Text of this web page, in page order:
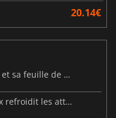
20.14€
MARVEL Tōkon dévoile ses débuts et sa feuille de route
Steam Frame : une fuite sur le prix refroidit les attentes VR